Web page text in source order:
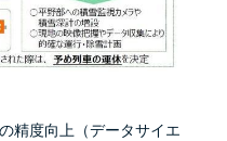
精度向上（データサイエ